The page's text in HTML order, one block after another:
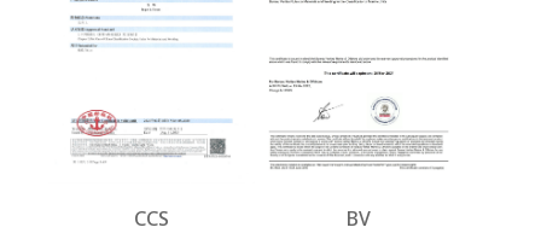
CCS BV